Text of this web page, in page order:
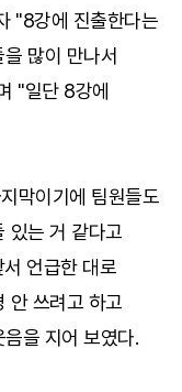
"8강에 진출한다는
많이 만나서
"일단 8강에
막이기에 팀원들도
있는 거 같다고
언급한 대로
안 쓰려고 하고
을 지어 보였다.